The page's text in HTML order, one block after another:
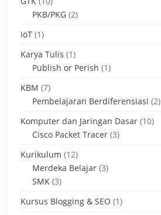
PKB/PKG (2)
IoT (1)
Karya Tulis (1)
Publish or Perish (1)
KBM (7)
Pembelajaran Berdiferensiasi (2)
Komputer dan Jaringan Dasar (10)
Cisco Packet Tracer (3)
Kurikulum (12)
Merdeka Belajar (3)
SMK (3)
Kursus Blogging & SEO (1)